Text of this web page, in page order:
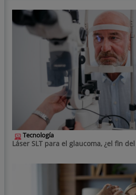
Tecnología
Láser SLT para el glaucoma, ¿el fin